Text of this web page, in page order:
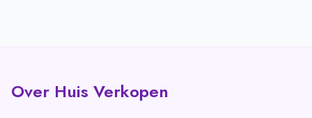
Over Huis Verkopen